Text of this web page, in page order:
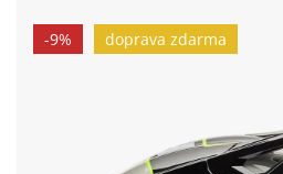
-9% doprava zdarma